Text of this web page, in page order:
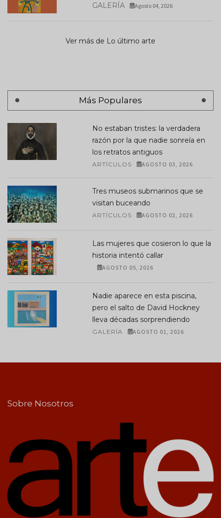
GALERÍA Agosto 04, 2026
Ver más de Lo último arte
Más Populares
No estaban tristes: la verdadera
razón por la que nadie sonreía en
los retratos antiguos
ARTÍCULOS AGOSTO 03, 2026
Tres museos submarinos que se
visitan buceando
ARTÍCULOS AGOSTO 02, 2026
Las mujeres que cosieron lo que la
historia intentó callar
AGOSTO 05, 2026
Nadie aparece en esta piscina,
pero el salto de David Hockney
lleva décadas sorprendiendo
GALERÍA AGOSTO 01, 2026
Sobre Nosotros